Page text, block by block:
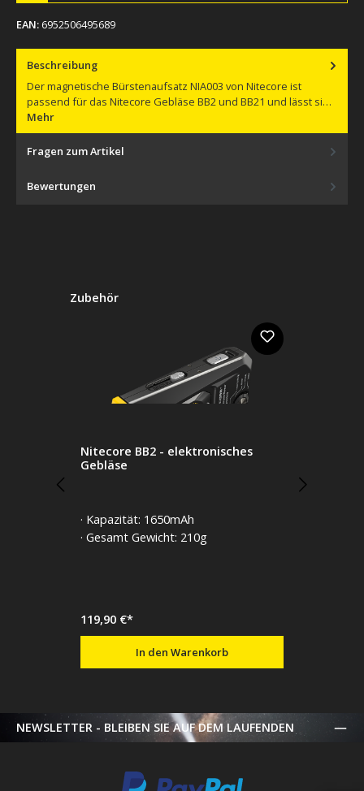
EAN: 6952506495689
Beschreibung
Der magnetische Bürstenaufsatz NIA003 von Nitecore ist
passend für das Nitecore Gebläse BB2 und BB21 und lässt si…
Mehr
Fragen zum Artikel
Bewertungen
Produktgalerie überspringen
Zubehör
Nitecore BB2 - elektronisches
Gebläse
· Kapazität: 1650mAh
· Gesamt Gewicht: 210g
119,90 €*
In den Warenkorb
NEWSLETTER - BLEIBEN SIE AUF DEM LAUFENDEN